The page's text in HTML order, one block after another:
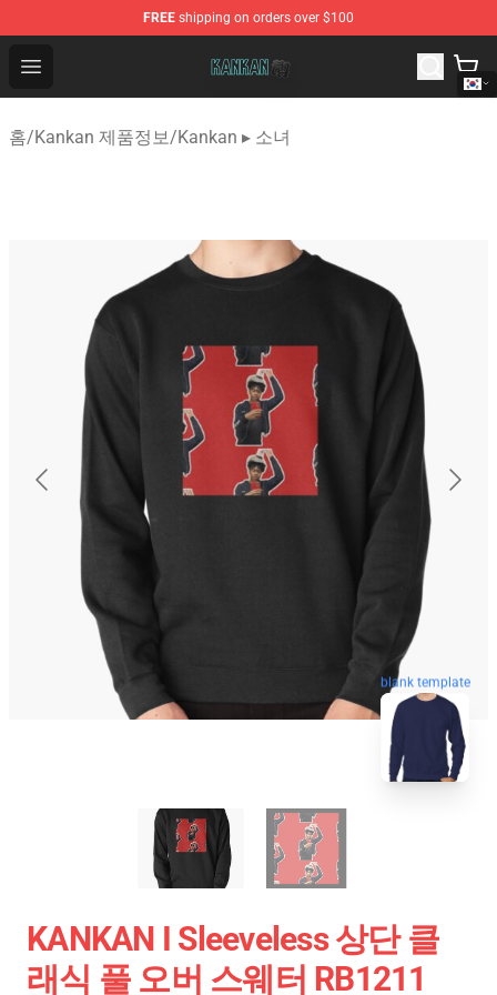
FREE shipping on orders over $100
Open menu
Kankan Store - Official Kankan Merchandise Shop
홈/Kankan 제품정보/Kankan ▸ 소녀
blank template
KANKAN I Sleeveless 상단 클
래식 풀 오버 스웨터 RB1211